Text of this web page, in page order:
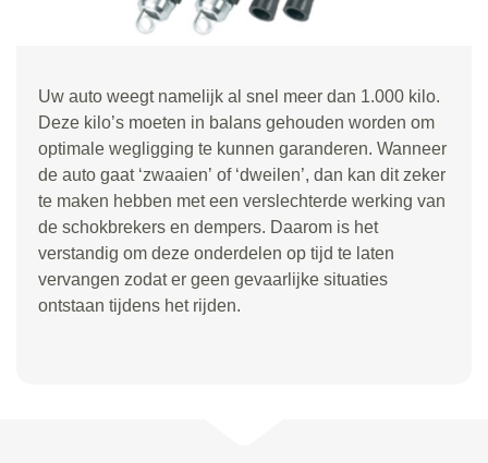
Uw auto weegt namelijk al snel meer dan 1.000 kilo.
Deze kilo’s moeten in balans gehouden worden om
optimale wegligging te kunnen garanderen. Wanneer
de auto gaat ‘zwaaien’ of ‘dweilen’, dan kan dit zeker
te maken hebben met een verslechterde werking van
de schokbrekers en dempers. Daarom is het
verstandig om deze onderdelen op tijd te laten
vervangen zodat er geen gevaarlijke situaties
ontstaan tijdens het rijden.